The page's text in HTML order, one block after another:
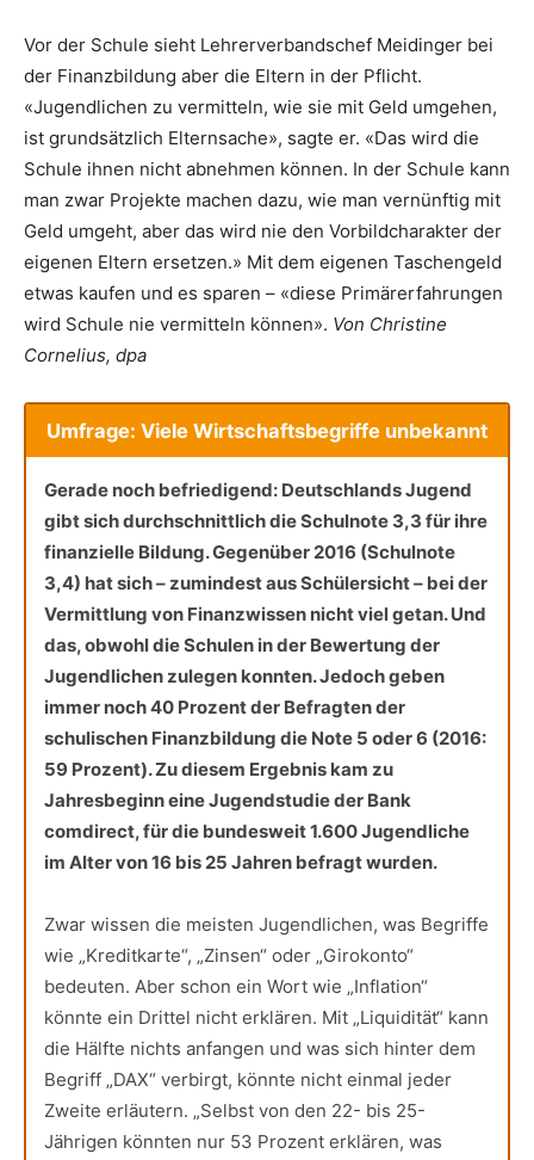
Vor der Schule sieht Lehrerverbandschef Meidinger bei
der Finanzbildung aber die Eltern in der Pflicht.
«Jugendlichen zu vermitteln, wie sie mit Geld umgehen,
ist grundsätzlich Elternsache», sagte er. «Das wird die
Schule ihnen nicht abnehmen können. In der Schule kann
man zwar Projekte machen dazu, wie man vernünftig mit
Geld umgeht, aber das wird nie den Vorbildcharakter der
eigenen Eltern ersetzen.» Mit dem eigenen Taschengeld
etwas kaufen und es sparen – «diese Primärerfahrungen
wird Schule nie vermitteln können». Von Christine
Cornelius, dpa
Umfrage: Viele Wirtschaftsbegriffe unbekannt
Gerade noch befriedigend: Deutschlands Jugend
gibt sich durchschnittlich die Schulnote 3,3 für ihre
finanzielle Bildung. Gegenüber 2016 (Schulnote
3,4) hat sich – zumindest aus Schülersicht – bei der
Vermittlung von Finanzwissen nicht viel getan. Und
das, obwohl die Schulen in der Bewertung der
Jugendlichen zulegen konnten. Jedoch geben
immer noch 40 Prozent der Befragten der
schulischen Finanzbildung die Note 5 oder 6 (2016:
59 Prozent). Zu diesem Ergebnis kam zu
Jahresbeginn eine Jugendstudie der Bank
comdirect, für die bundesweit 1.600 Jugendliche
im Alter von 16 bis 25 Jahren befragt wurden.
Zwar wissen die meisten Jugendlichen, was Begriffe
wie „Kreditkarte“, „Zinsen“ oder „Girokonto“
bedeuten. Aber schon ein Wort wie „Inflation“
könnte ein Drittel nicht erklären. Mit „Liquidität“ kann
die Hälfte nichts anfangen und was sich hinter dem
Begriff „DAX“ verbirgt, könnte nicht einmal jeder
Zweite erläutern. „Selbst von den 22- bis 25-
Jährigen könnten nur 53 Prozent erklären, was